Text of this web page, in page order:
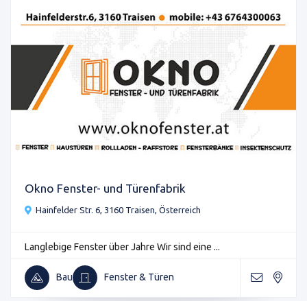
Okno Fenster- und Türenfabrik
Hainfelder Str. 6, 3160 Traisen, Österreich
Langlebige Fenster über Jahre Wir sind eine ...
Bau Fenster & Türen